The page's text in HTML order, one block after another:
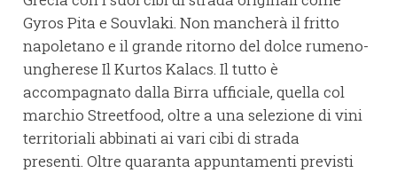
Gyros Pita e Souvlaki. Non mancherà il fritto
napoletano e il grande ritorno del dolce rumeno-
ungherese Il Kurtos Kalacs. Il tutto è
accompagnato dalla Birra ufficiale, quella col
marchio Streetfood, oltre a una selezione di vini
territoriali abbinati ai vari cibi di strada
presenti. Oltre quaranta appuntamenti previsti